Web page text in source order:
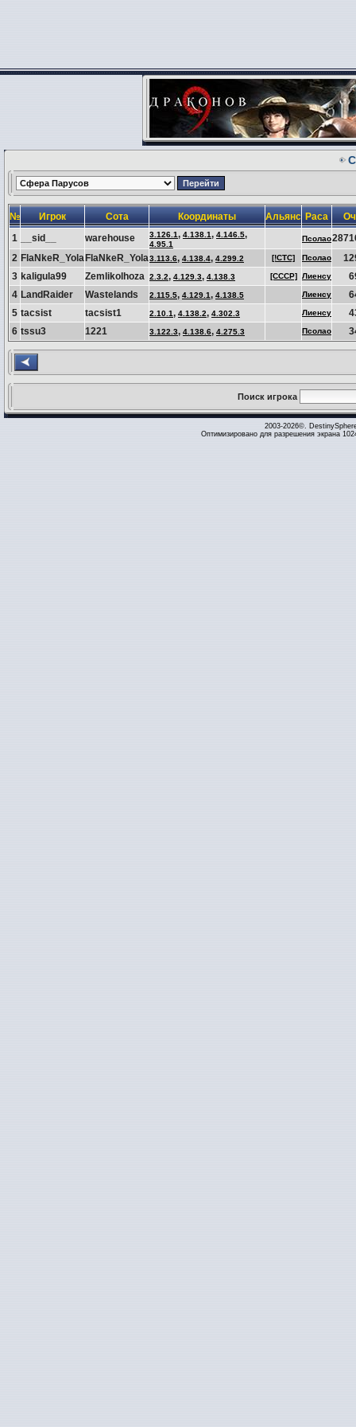
№ Игрок Сота Координаты Альянс Раса
1
__sid__ warehouse 3.126.1, 4.138.1, 4.146.5,
4.95.1
Псолао
2 FlaNkeR_Yola FlaNkeR_Yola3.113.6, 4.138.4, 4.299.2 [!CTC] Псолао
3 kaligula99 Zemlikolhoza 2.3.2, 4.129.3, 4.138.3 [CCCP] Лиенсу
4 LandRaider Wastelands 2.115.5, 4.129.1, 4.138.5 Лиенсу
5 tacsist tacsist1 2.10.1, 4.138.2, 4.302.3 Лиенсу
6 tssu3 1221 3.122.3, 4.138.6, 4.275.3 Псолао
Поиск игрока
2003-2026©.
Оптимизировано для разрешения экрана